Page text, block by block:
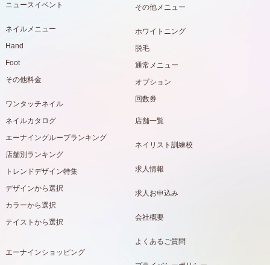
ニュースイベント
ネイルメニュー
Hand
Foot
その他料金
ワンタッチネイル
その他メニュー
ホワイトニング
脱毛
通常メニュー
オプション
回数券
ネイルカタログ
エーナイングループランキング
店舗別ランキング
トレンドデザイン特集
デザインから選択
カラーから選択
テイストから選択
エーナインショッピング
店舗一覧
ネイリスト訓練校
求人情報
求人お申込み
会社概要
よくあるご質問